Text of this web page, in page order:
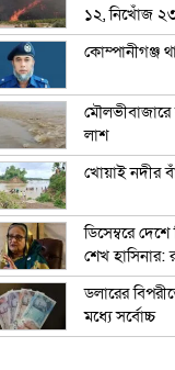
১২, নিখোঁজ
কোম্পানীগঞ্জ
লাশ
খোয়াই নদীর
ডিসেম্বরে
শেখ হাসিনার:
ডলারের
মধ্যে সর্বোচ্চ